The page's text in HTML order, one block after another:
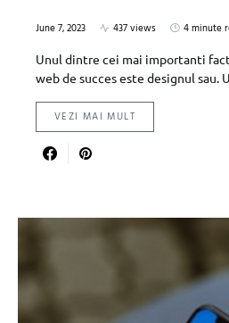
June 7, 2023 437 views
4 minute
Unul dintre cei mai importanti
web de succes este designul sau.
VEZI MAI MULT